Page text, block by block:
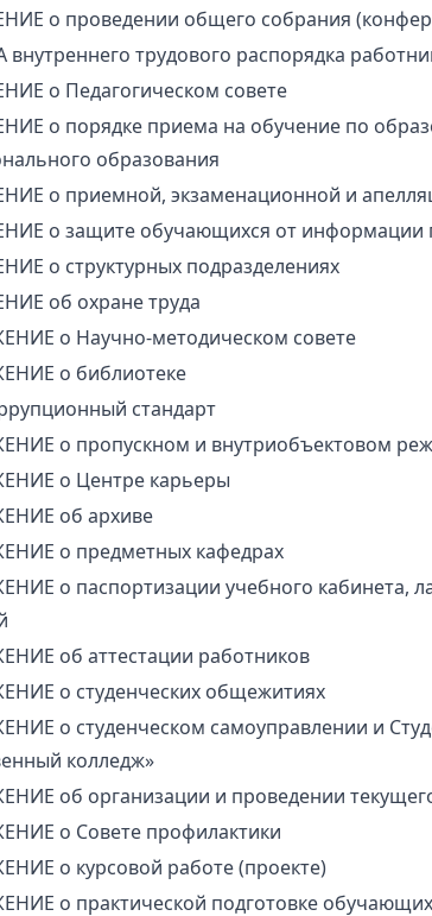
о проведении общего собрания
трудового распорядка
о Педагогическом совете
о порядке приема на обучение по
образования
о приемной, экзаменационной и
о защите обучающихся от информации
о структурных подразделениях
об охране труда
о Научно-методическом совете
о библиотеке
стандарт
о пропускном и внутриобъектовом
о Центре карьеры
об архиве
о предметных кафедрах
о паспортизации учебного кабинета,
об аттестации работников
о студенческих общежитиях
о студенческом самоуправлении и
колледж»
об организации и проведении
о Совете профилактики
о курсовой работе (проекте)
о практической подготовке